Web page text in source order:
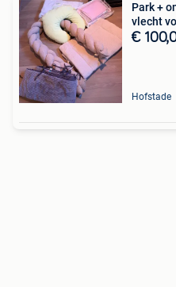
Park +
vlecht
€
Hofstade